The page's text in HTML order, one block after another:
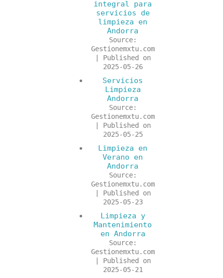
integral para
servicios de
limpieza en
Andorra
Source:
Gestionemxtu.com
Published on
2025-05-26
Servicios
Limpieza
Andorra
Source:
Gestionemxtu.com
Published on
2025-05-25
Limpieza en
Verano en
Andorra
Source:
Gestionemxtu.com
Published on
2025-05-23
Limpieza y
Mantenimiento
en Andorra
Source:
Gestionemxtu.com
Published on
2025-05-21